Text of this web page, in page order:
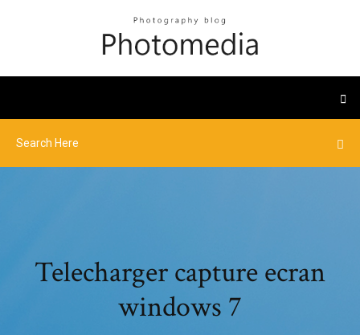
Telecharger capture ecran
windows 7